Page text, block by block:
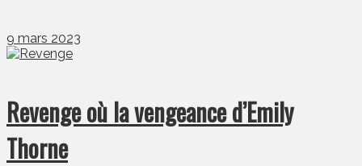
9 mars 2023
Revenge où la vengeance d’Emily
Thorne